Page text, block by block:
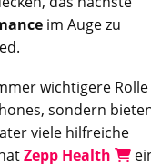
im Auge zu
wichtigere Rolle
sondern
viele hilfreiche
Zepp Health